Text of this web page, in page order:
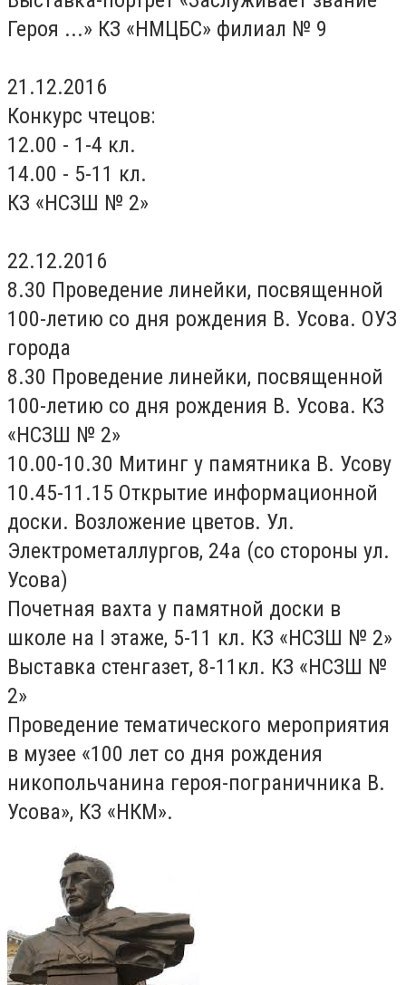
Героя ...» КЗ «НМЦБС» филиал № 9
21.12.2016
Конкурс чтецов:
12.00 - 1-4 кл.
14.00 - 5-11 кл.
КЗ «НСЗШ № 2»
22.12.2016
8.30 Проведение линейки, посвященной
100-летию со дня рождения В. Усова. ОУЗ
города
8.30 Проведение линейки, посвященной
100-летию со дня рождения В. Усова. КЗ
«НСЗШ № 2»
10.00-10.30 Митинг у памятника В. Усову
10.45-11.15 Открытие информационной
доски. Возложение цветов. Ул.
Электрометаллургов, 24а (со стороны ул.
Усова)
Почетная вахта у памятной доски в
школе на I этаже, 5-11 кл. КЗ «НСЗШ № 2»
Выставка стенгазет, 8-11кл. КЗ «НСЗШ №
2»
Проведение тематического мероприятия
в музее «100 лет со дня рождения
никопольчанина героя-пограничника В.
Усова», КЗ «НКМ».